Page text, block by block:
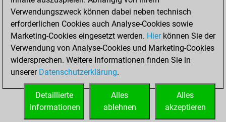
Erstickte Matts
Unterverwandlungen
Türme auf der siebten
0
STARTSEITE
Verwendungszweck können dabei neben technisch
erforderlichen Cookies auch Analyse-Cookies sowie
Marketing-Cookies eingesetzt werden. Hierkönnen Sie der
Verwendung von Analyse-Cookies und Marketing-Cookies
widersprechen. Weitere Informationen finden Sie in
unserer Datenschutzerklärung.
Alles
akzeptieren
Alles
ablehnen
Detaillierte
Informationen